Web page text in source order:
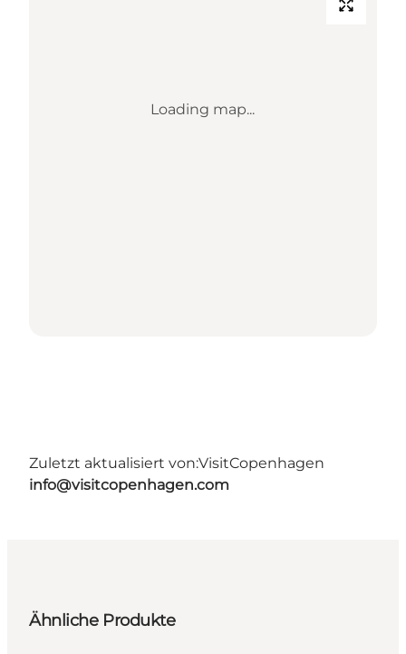
Loading map...
Zuletzt aktualisiert von:VisitCopenhagen
info@visitcopenhagen.com
Ähnliche Produkte